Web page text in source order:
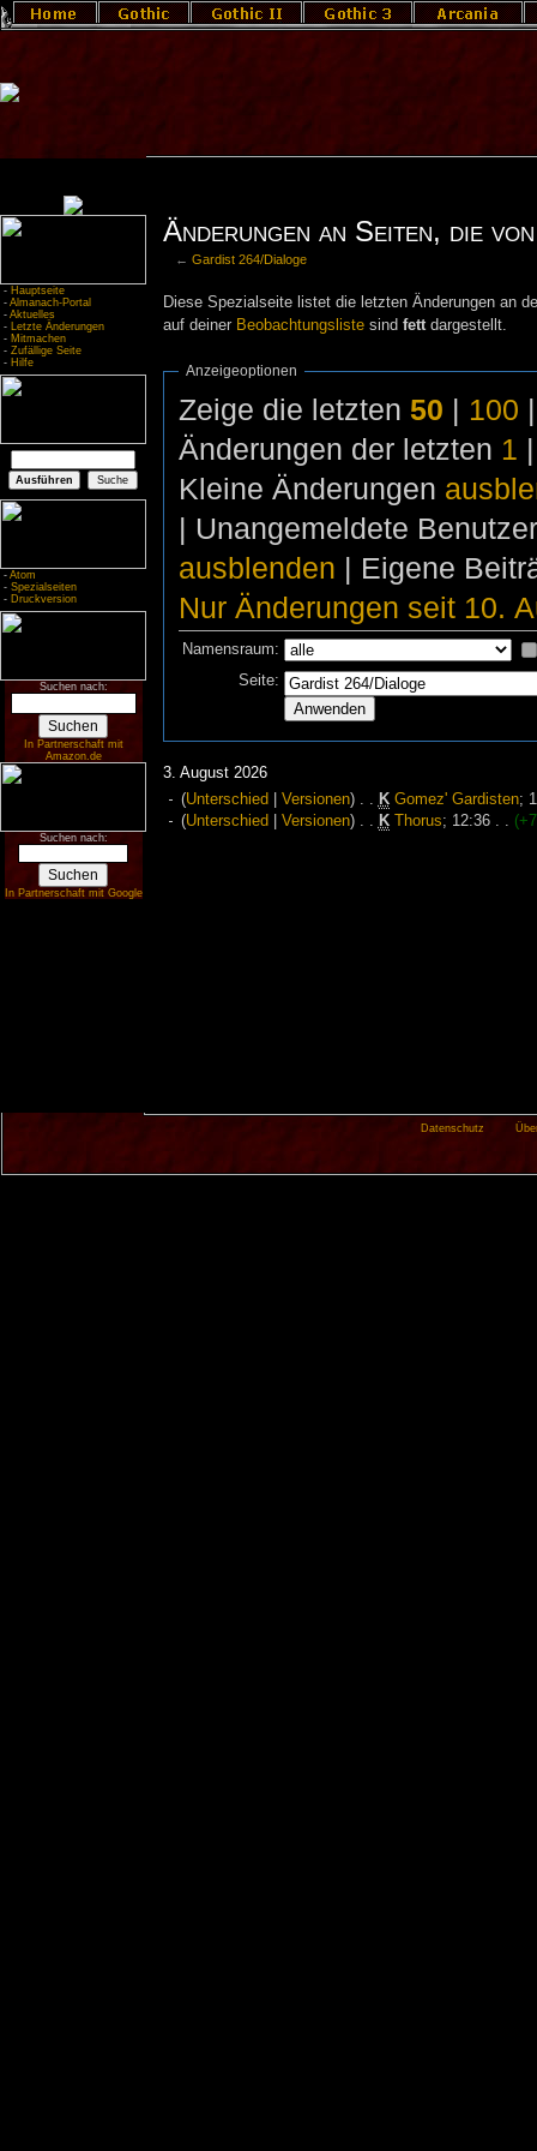
- Hauptseite
- Almanach-Portal
- Aktuelles
- Letzte Änderungen
- Mitmachen
- Zufällige Seite
- Hilfe
- Atom
- Spezialseiten
- Druckversion
Suchen nach:
In Partnerschaft mit
Amazon.de
Suchen nach:
In Partnerschaft mit Google
Änderungen an Seiten, die
←Gardist 264/Dialoge
Diese Spezialseite listet die letzten Änderungen an
auf deiner Beobachtungslistesind fettdargestellt.
Anzeigeoptionen
Zeige die letzten 50 | 100
Änderungen der letzten 1
Kleine Änderungen
| Unangemeldete
ausblenden | Eigene
Nur Änderungen seit 10.
Namensraum:
Seite:
3. August 2026
(Unterschied Versionen) K Gomez' Gardisten‎;
(Unterschied Versionen) K Thorus‎; 12:36
Datenschutz